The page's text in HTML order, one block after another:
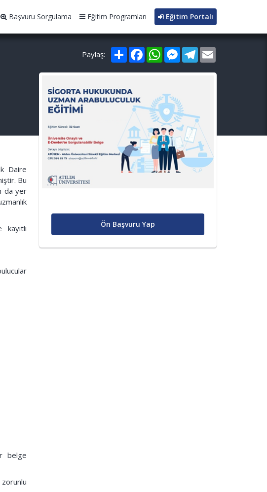
Başvuru Sorgulama Eğitim Programları Eğitim Portalı
Daire
Bu
da yer
belge
Paylaş: PaylaşFacebookWhatsAppMessenger
Telegram
Ön Başvuru Yap